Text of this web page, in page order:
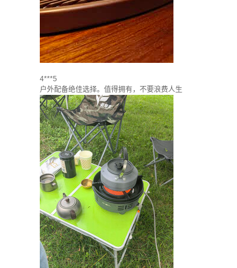
4***5
户外配备绝佳选择。值得拥有，不要浪费人生